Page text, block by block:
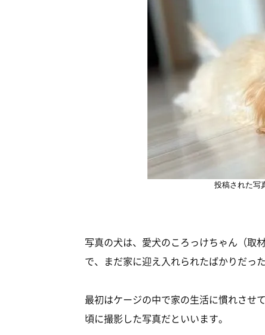
投稿された写
写真の犬は、愛犬のころっけちゃん（取
で、まだ家に迎え入れられたばかりだっ
最初はケージの中で家の生活に慣れさせ
頃に撮影した写真だといいます。